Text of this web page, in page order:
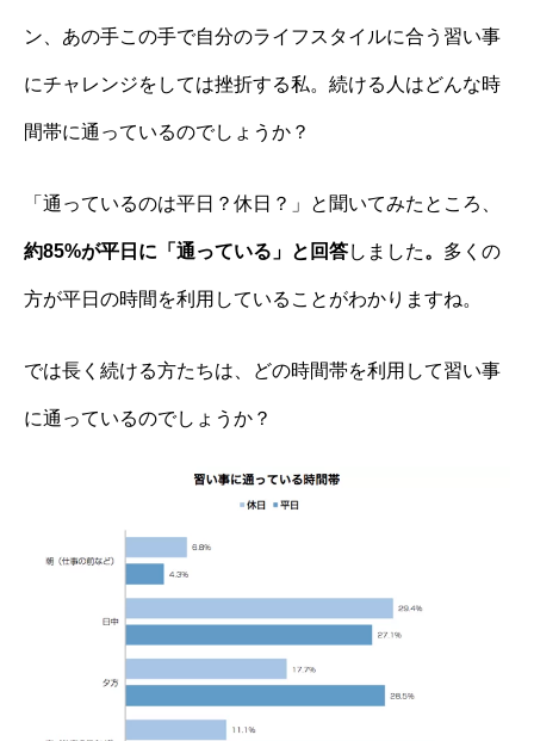
ン、あの手この手で自分のライフスタイルに合う習い事
にチャレンジをしては挫折する私。続ける人はどんな時
間帯に通っているのでしょうか？
「通っているのは平日？休日？」と聞いてみたところ、
約85%が平日に「通っている」と回答しました。 多くの
方が平日の時間を利用していることがわかりますね。
では長く続ける方たちは、どの時間帯を利用して習い事
に通っているのでしょうか？